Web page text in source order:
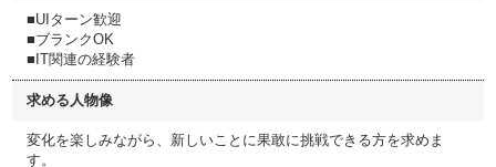
■UIターン歓迎
■ブランクOK
■IT関連の経験者
求める人物像
変化を楽しみながら、新しいことに果敢に挑戦できる方を求めま
す。